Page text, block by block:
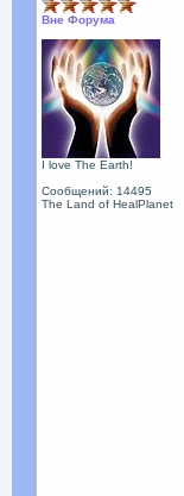
Вне Форума
I love The Earth!
Сообщений: 14495
The Land of HealPlanet